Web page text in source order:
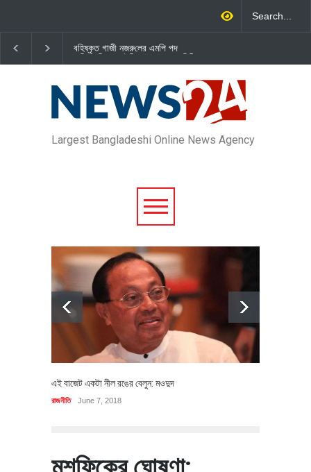
বহিষ্কৃত গাজী নজরু‌লের এম‌পি পদ
বা‌তি‌লে স্পিকার-ইসিকে জামায়া‌তের চি‌ঠি
Largest Bangladeshi Online News Agency
এই বাজেট একটা নীল রঙের বেলুন: মওদুদ
রাজনীতি June 7, 2018